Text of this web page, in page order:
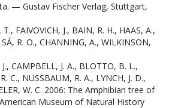
— Gustav Fischer Verlag, Stuttgart,
FAIVOVICH, J., BAIN, R. H., HAAS, A.,
R. O., CHANNING, A., WILKINSON,
J., CAMPBELL, J. A., BLOTTO, B. L.,
C., NUSSBAUM, R. A., LYNCH, J. D.,
W. C. 2006: The Amphibian tree of
Museum of Natural History